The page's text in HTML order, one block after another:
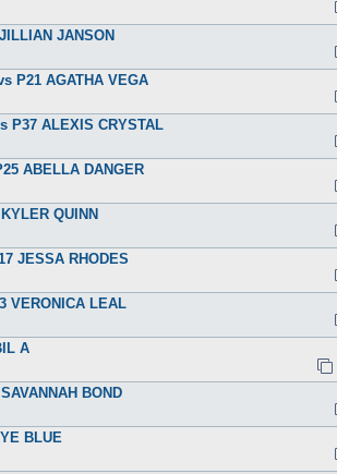
JANSON
P21 AGATHA VEGA
P37 ALEXIS CRYSTAL
ABELLA DANGER
QUINN
JESSA RHODES
VERONICA LEAL
A
BOND
BLUE